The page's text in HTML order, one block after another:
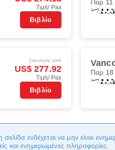
Τιμή/ Pax
Βιβλίο
Παρ 11
Ξεκινήστε από
US$ 277.92
Τιμή/ Pax
Βιβλίο
Παρ
ενδέχεται να μην είναι
και ενημερωμένες πληροφορίες.